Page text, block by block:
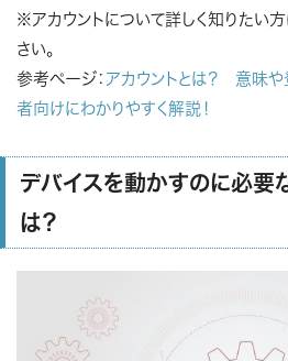
※アカウントについて詳しく知りたい
さい。
参考ページ： アカウントとは？ 意味
者向けにわかりやすく解説！
デバイスを動かすのに必要
は？